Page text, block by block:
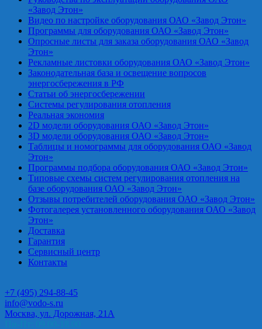
«Завод Этон»
Видео по настройке оборудования ОАО «Завод Этон»
Программы для оборудования ОАО «Завод Этон»
Опросные листы для заказа оборудования ОАО «Завод
Этон»
Рекламные листовки оборудования ОАО «Завод Этон»
Законодательная база и освещение вопросов
энергосбережения в РФ
Статьи об энергосбережении
Системы регулирования отопления
Реальная экономия
2D модели оборудования ОАО «Завод Этон»
3D модели оборудования ОАО «Завод Этон»
Таблицы и номограммы для оборудования ОАО «Завод
Этон»
Программы подбора оборудования ОАО «Завод Этон»
Типовые схемы систем регулирования отопления на
базе оборудования ОАО «Завод Этон»
Отзывы потребителей оборудования ОАО «Завод Этон»
Фотогалерея установленного оборудования ОАО «Завод
Этон»
Доставка
Гарантия
Сервисный центр
Контакты
+7 (495) 294-88-45
info@vodo-s.ru
Москва, ул. Дорожная, 21А